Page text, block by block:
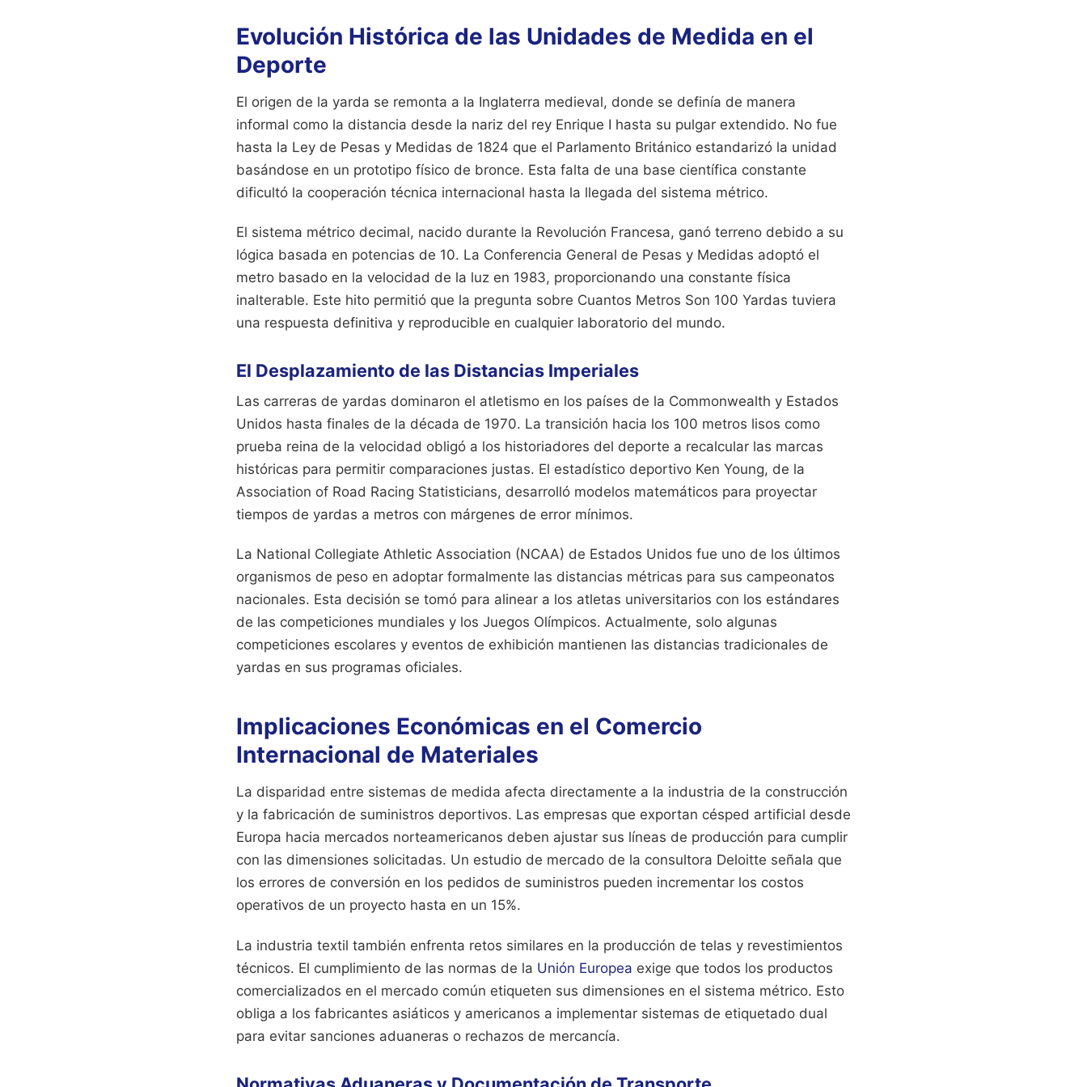
Evolución Histórica de las Unidades de Medida en el
Deporte
El origen de la yarda se remonta a la Inglaterra medieval, donde se definía de manera
informal como la distancia desde la nariz del rey Enrique I hasta su pulgar extendido. No fue
hasta la Ley de Pesas y Medidas de 1824 que el Parlamento Británico estandarizó la unidad
basándose en un prototipo físico de bronce. Esta falta de una base científica constante
dificultó la cooperación técnica internacional hasta la llegada del sistema métrico.
El sistema métrico decimal, nacido durante la Revolución Francesa, ganó terreno debido a su
lógica basada en potencias de 10. La Conferencia General de Pesas y Medidas adoptó el
metro basado en la velocidad de la luz en 1983, proporcionando una constante física
inalterable. Este hito permitió que la pregunta sobre Cuantos Metros Son 100 Yardas tuviera
una respuesta definitiva y reproducible en cualquier laboratorio del mundo.
El Desplazamiento de las Distancias Imperiales
Las carreras de yardas dominaron el atletismo en los países de la Commonwealth y Estados
Unidos hasta finales de la década de 1970. La transición hacia los 100 metros lisos como
prueba reina de la velocidad obligó a los historiadores del deporte a recalcular las marcas
históricas para permitir comparaciones justas. El estadístico deportivo Ken Young, de la
Association of Road Racing Statisticians, desarrolló modelos matemáticos para proyectar
tiempos de yardas a metros con márgenes de error mínimos.
La National Collegiate Athletic Association (NCAA) de Estados Unidos fue uno de los últimos
organismos de peso en adoptar formalmente las distancias métricas para sus campeonatos
nacionales. Esta decisión se tomó para alinear a los atletas universitarios con los estándares
de las competiciones mundiales y los Juegos Olímpicos. Actualmente, solo algunas
competiciones escolares y eventos de exhibición mantienen las distancias tradicionales de
yardas en sus programas oficiales.
Implicaciones Económicas en el Comercio
Internacional de Materiales
La disparidad entre sistemas de medida afecta directamente a la industria de la construcción
y la fabricación de suministros deportivos. Las empresas que exportan césped artificial desde
Europa hacia mercados norteamericanos deben ajustar sus líneas de producción para cumplir
con las dimensiones solicitadas. Un estudio de mercado de la consultora Deloitte señala que
los errores de conversión en los pedidos de suministros pueden incrementar los costos
operativos de un proyecto hasta en un 15%.
La industria textil también enfrenta retos similares en la producción de telas y revestimientos
técnicos. El cumplimiento de las normas de la Unión Europea exige que todos los productos
comercializados en el mercado común etiqueten sus dimensiones en el sistema métrico. Esto
obliga a los fabricantes asiáticos y americanos a implementar sistemas de etiquetado dual
para evitar sanciones aduaneras o rechazos de mercancía.